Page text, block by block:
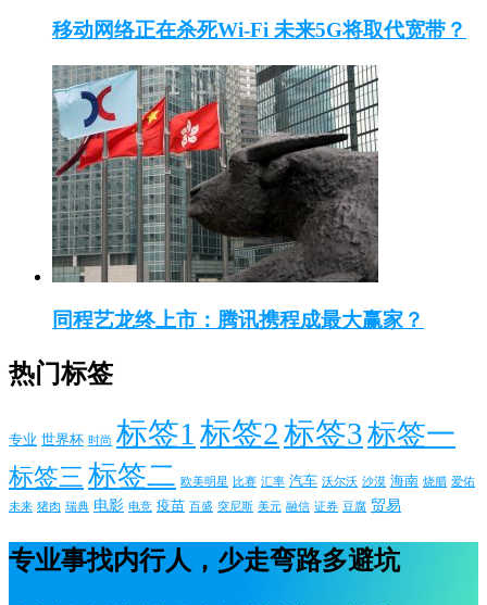
移动网络正在杀死Wi-Fi 未来5G将取代宽带？
同程艺龙终上市：腾讯携程成最大赢家？
热门标签
专业 世界杯 时尚 标签1 标签2标签3标签一
标签三 标签二 欧美明星 比赛 汇率 汽车 沃尔沃 沙漠 海南 烧腊 爱佑
未来 猪肉 瑞典 电影 电竞 疫苗 百盛 突尼斯 美元 融信 证券 豆腐 贸易
专业事找内行人，少走弯路多避坑